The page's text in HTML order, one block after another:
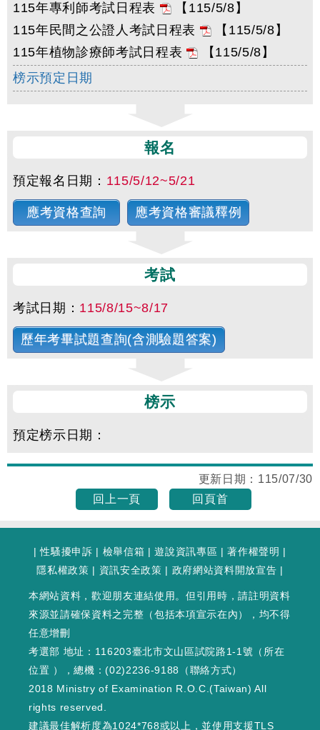
115年專利師考試日程表
【115/5/8】
115年民間之公證人考試日程表
【115/5/8】
115年植物診療師考試日程表
【115/5/8】
榜示預定日期
報名
預定報名日期： 115/5/12~5/21
應考資格查詢 應考資格審議釋例
考試
考試日期： 115/8/15~8/17
歷年考畢試題查詢(含測驗題答案)
榜示
預定榜示日期：
更新日期： 115/07/30
回上一頁
回頁首
|性騷擾申訴 | 檢舉信箱 |遊說資訊專區 |著作權聲明 |
隱私權政策 | 資訊安全政策 | 政府網站資料開放宣告 |
本網站資料，歡迎朋友連結使用。但引用時，請註明資料
來源並請確保資料之完整（包括本項宣示在內），均不得
任意增刪
考選部 地址：116203臺北市文山區試院路1-1號（ 所在
位置 ），總機：(02)2236-9188（聯絡方式）
2018 Ministry of Examination R.O.C.(Taiwan) All
rights reserved.
建議最佳解析度為1024*768或以上，並使用支援TLS